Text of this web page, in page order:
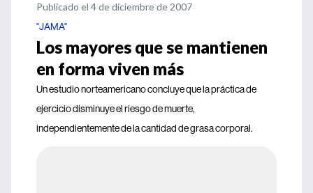
Publicado el 4 de diciembre de 2007
"JAMA"
Los mayores que se mantienen
en forma viven más
Un estudio norteamericano concluye que la práctica de
ejercicio disminuye el riesgo de muerte,
independientemente de la cantidad de grasa corporal.